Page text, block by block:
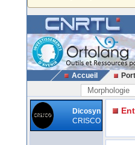
Accueil
Morphologie
Dicosyn
CRISCO